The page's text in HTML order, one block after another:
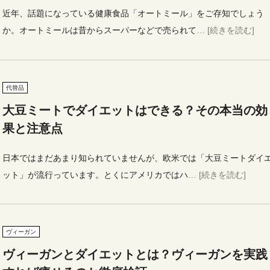
近年、話題になっている健康食品「オートミール」をご存知でしょう
か。オートミールは昔からスーパーなどで売られて… [続きを読む]
代替品
大豆ミートでダイエットはできる？その本当の効
果と注意点
日本ではまだあまり知られていませんが、欧米では「大豆ミートダイ
ット」が流行っています。とくにアメリカではハ … [続きを読む]
ヴィーガン
ヴィーガンとダイエットとは？ヴィーガンを実践